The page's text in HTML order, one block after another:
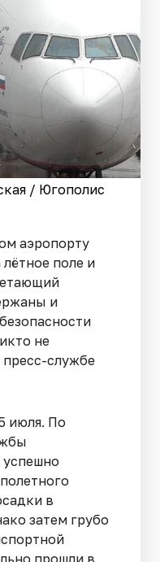
/ Югополис
аэропорту
поле и
и
не
пресс-службе
июля. По
в
затем грубо
прошли в